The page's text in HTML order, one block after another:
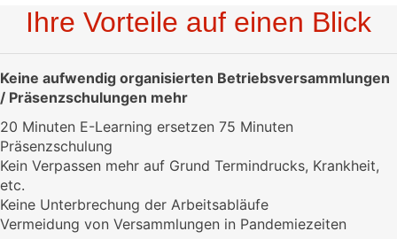
Ihre Vorteile auf einen Blick
Keine aufwendig organisierten Betriebsversammlungen
/ Präsenzschulungen mehr
20 Minuten E-Learning ersetzen 75 Minuten
Präsenzschulung
Kein Verpassen mehr auf Grund Termindrucks, Krankheit,
etc.
Keine Unterbrechung der Arbeitsabläufe
Vermeidung von Versammlungen in Pandemiezeiten